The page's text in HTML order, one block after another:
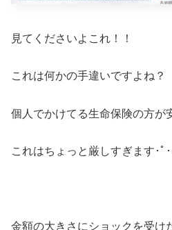
見てくださいよこれ！！
これは何かの手違いですよね？
個人でかけてる生命保険の方が
これはちょっと厳しすぎます･ﾟ
金額の大きさにショックを受け